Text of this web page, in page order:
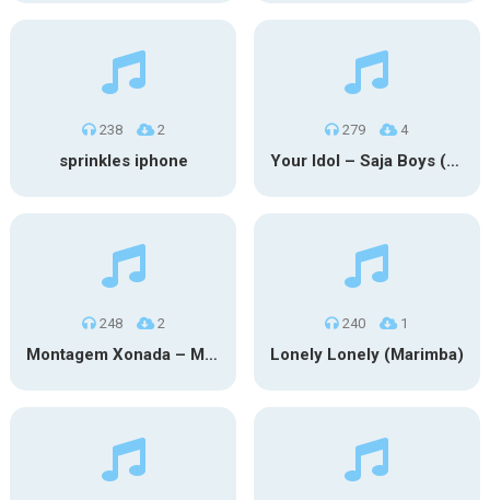
238 2
sprinkles iphone
279 4
Your Idol – Saja Boys (KPop Demon Hunters iPhone)
248 2
Montagem Xonada – MXZI (iPhone)
240 1
Lonely Lonely (Marimba)